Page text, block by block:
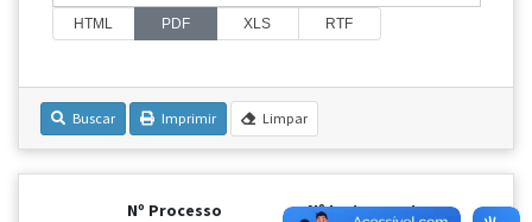
HTML PDF XLS RTF
Buscar Imprimir Limpar
Nº Processo Nº Instrumento